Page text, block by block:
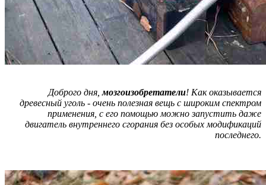
Доброго дня,мозгоизобретатели! Как оказывается
древесный уголь - очень полезная вещь с широким спектром
применения, с его помощью можно запустить даже
двигатель внутреннего сгорания без особых модификаций
последнего.